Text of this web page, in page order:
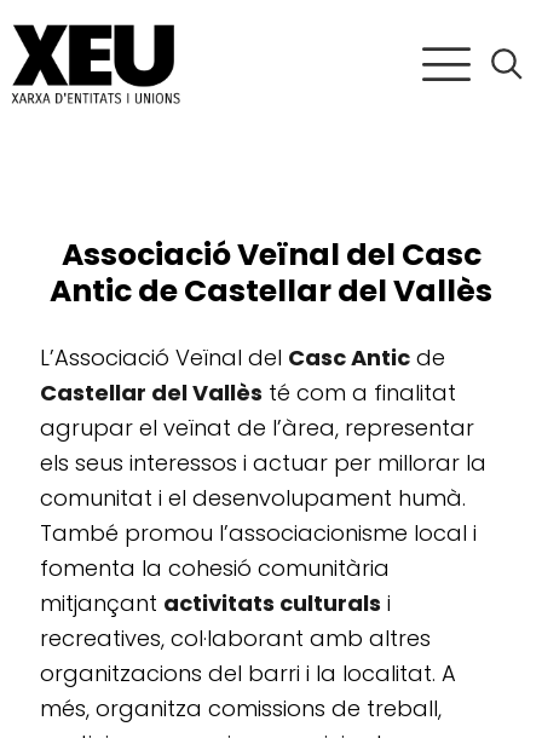
Associació Veïnal del Casc
Antic de Castellar del Vallès
L’Associació Veïnal del Casc Antic de
Castellar del Vallès té com a finalitat
agrupar el veïnat de l’àrea, representar
els seus interessos i actuar per millorar la
comunitat i el desenvolupament humà.
També promou l’associacionisme local i
fomenta la cohesió comunitària
mitjançant activitats culturals i
recreatives, col·laborant amb altres
organitzacions del barri i la localitat. A
més, organitza comissions de treball,